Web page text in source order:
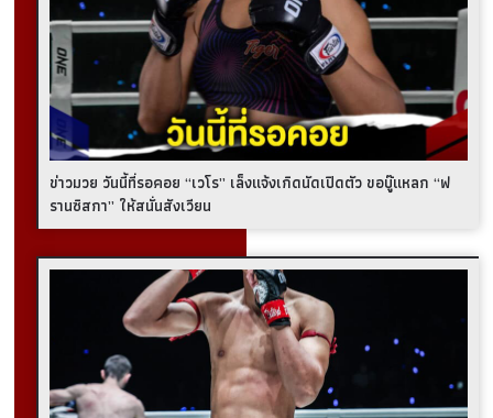
ข่าวมวย วันนี้ที่รอคอย “เวโร” เล็งแจ้งเกิดนัดเปิดตัว ขอบู๊แหลก “ฟ
รานซิสกา” ให้สนั่นสังเวียน